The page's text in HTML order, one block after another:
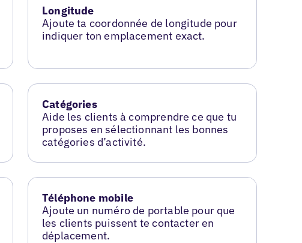
Longitude
Ajoute ta coordonnée de longitude pour
indiquer ton emplacement exact.
Catégories
Aide les clients à comprendre ce que tu
proposes en sélectionnant les bonnes
catégories d’activité.
Téléphone mobile
Ajoute un numéro de portable pour que
les clients puissent te contacter en
déplacement.